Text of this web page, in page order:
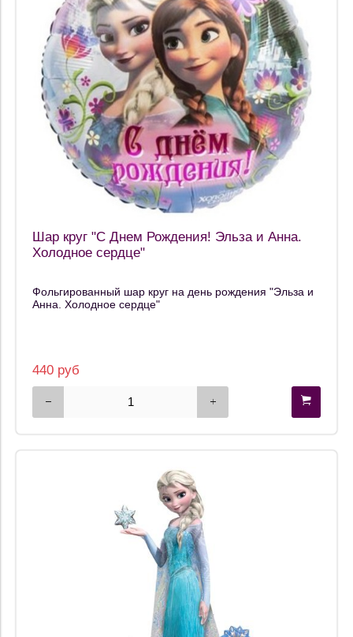
Шар круг "С Днем Рождения! Эльза и Анна.
Холодное сердце"
Фольгированный шар круг на день рождения "Эльза и
Анна. Холодное сердце"
440 руб